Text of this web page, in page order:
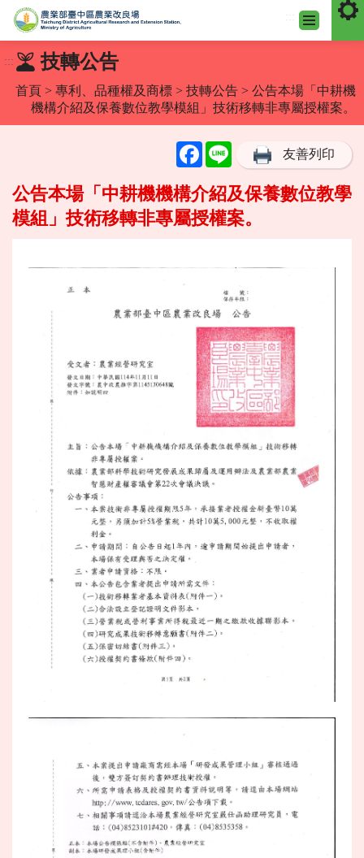
到
::: 技轉公告
首頁 > 專利、品種權及商標 > 技轉公告 > 公告本場「中耕機
機構介紹及保養數位教學模組」技術移轉非專屬授權案。
FacebookLine 友善列印
公告本場「中耕機機構介紹及保養數位教學
模組」技術移轉非專屬授權案。